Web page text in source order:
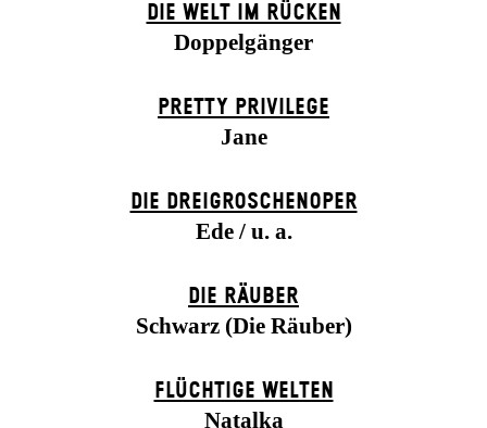
DIE WELT IM RÜCKEN
Doppelgänger
PRETTY PRIVILEGE
Jane
DIE DREI­GROSCHEN­OPER
Ede / u. a.
DIE RÄUBER
Schwarz (Die Räuber)
FLÜCHTIGE WELTEN
Natalka